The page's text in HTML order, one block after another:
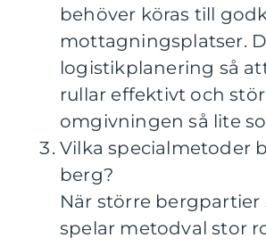
behöver köras till
mottagningsplatser.
logistikplanering så
rullar effektivt och stör
omgivningen så lite
Vilka specialmetoder
berg?
När större bergpartier
spelar metodval stor